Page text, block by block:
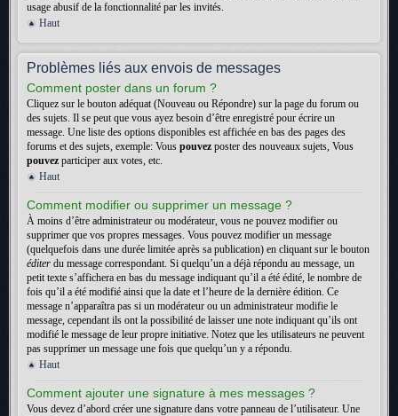
usage abusif de la fonctionnalité par les invités.
Haut
Problèmes liés aux envois de messages
Comment poster dans un forum ?
Cliquez sur le bouton adéquat (Nouveau ou Répondre) sur la page du forum ou
des sujets. Il se peut que vous ayez besoin d’être enregistré pour écrire un
message. Une liste des options disponibles est affichée en bas des pages des
forums et des sujets, exemple: Vous pouvez poster des nouveaux sujets, Vous
pouvez participer aux votes, etc.
Haut
Comment modifier ou supprimer un message ?
À moins d’être administrateur ou modérateur, vous ne pouvez modifier ou
supprimer que vos propres messages. Vous pouvez modifier un message
(quelquefois dans une durée limitée après sa publication) en cliquant sur le bouton
éditer du message correspondant. Si quelqu’un a déjà répondu au message, un
petit texte s’affichera en bas du message indiquant qu’il a été édité, le nombre de
fois qu’il a été modifié ainsi que la date et l’heure de la dernière édition. Ce
message n’apparaîtra pas si un modérateur ou un administrateur modifie le
message, cependant ils ont la possibilité de laisser une note indiquant qu’ils ont
modifié le message de leur propre initiative. Notez que les utilisateurs ne peuvent
pas supprimer un message une fois que quelqu’un y a répondu.
Haut
Comment ajouter une signature à mes messages ?
Vous devez d’abord créer une signature dans votre panneau de l’utilisateur. Une